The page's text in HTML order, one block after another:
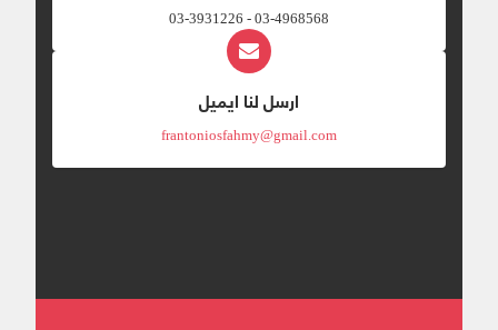
03-4968568 - 03-3931226
ارسل لنا ايميل
frantoniosfahmy@gmail.com